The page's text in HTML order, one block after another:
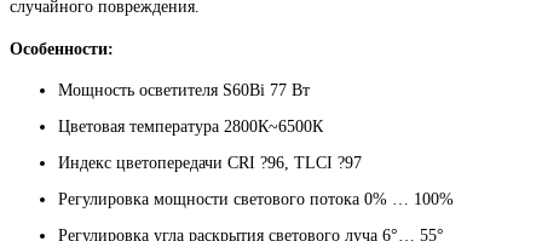
случайного повреждения.
Особенности:
Мощность осветителя S60Bi 77 Вт
Цветовая температура 2800К~6500К
Индекс цветопередачи CRI ?96, TLCI ?97
Регулировка мощности светового потока 0% … 100%
Регулировка угла раскрытия светового луча 6°… 55°